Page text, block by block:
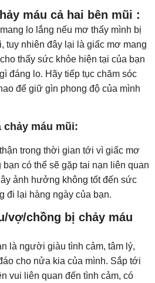
máu cả hai bên mũi :
lo lắng nếu mơ thấy mình bị
tuy nhiên đây lại là giấc mơ mang
thấy sức khỏe hiện tại của bạn
đáng lo. Hãy tiếp tục chăm sóc
để giữ gìn phong độ của mình
chảy máu mũi:
trong thời gian tới vì giấc mơ
có thể sẽ gặp tai nạn liên quan
ảnh hưởng không tốt đến sức
đi lại hàng ngày của bạn.
vợ/chồng bị chảy máu
là người giàu tình cảm, tâm lý,
cho nửa kia của mình. Sắp tới
vui liên quan đến tình cảm, có